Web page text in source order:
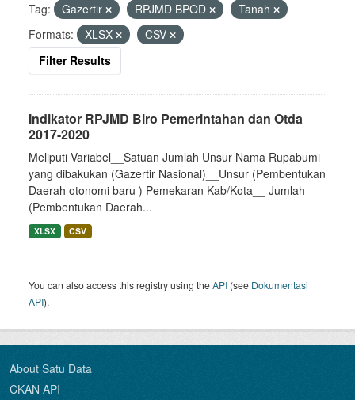
Tag: Gazertir RPJMD BPOD
Tanah
Formats:
XLSX
CSV
Filter Results
Indikator RPJMD Biro Pemerintahan dan Otda
2017-2020
Meliputi Variabel__Satuan Jumlah Unsur Nama Rupabumi
yang dibakukan (Gazertir Nasional)__Unsur (Pembentukan
Daerah otonomi baru ) Pemekaran Kab/Kota__ Jumlah
(Pembentukan Daerah...
XLSX CSV
You can also access this registry using theAPI (see Dokumentasi
API).
About Satu Data
CKAN API